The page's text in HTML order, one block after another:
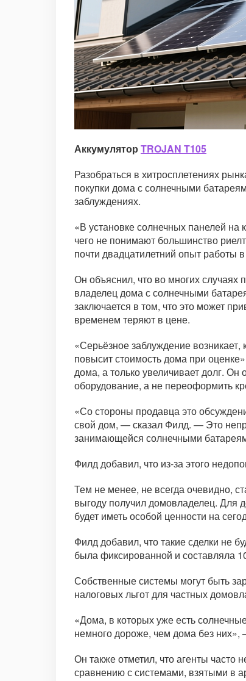
Аккумулятор TROJAN T105
Разобраться в хитросплетениях
покупки дома с солнечными
заблуждениях.
«В установке солнечных панелей
чего не понимают большинство
почти двадцатилетний опыт работы
Он объяснил, что во многих случаях
владелец дома с солнечными
заключается в том, что это может
временем теряют в цене.
«Серьёзное заблуждение
повысит стоимость дома при
дома, а только увеличивает долг. Он
оборудование, а не переоформить
«Со стороны продавца это
свой дом, — сказал Филд. — Это
занимающейся солнечными
Филд добавил, что из-за этого
Тем не менее, не всегда очевидно,
выгоду получил домовладелец. Для
будет иметь особой ценности на
Филд добавил, что такие сделки не
была фиксированной и составляла
Собственные системы могут быть
налоговых льгот для частных
«Дома, в которых уже есть
немного дороже, чем дома без
Он также отметил, что агенты часто
сравнению с системами, взятыми в